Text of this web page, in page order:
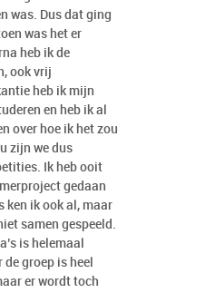
was. Dus dat ging
was het er
heb ik de
ook vrij
heb ik mijn
en heb ik al
over hoe ik het zou
zijn we dus
Ik heb ooit
gedaan
ken ik ook al, maar
samen gespeeld.
is helemaal
groep is heel
er wordt toch